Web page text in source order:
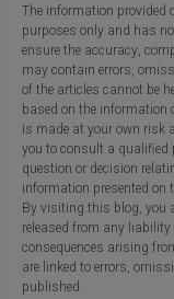
The information provided
purposes only and has
ensure the accuracy,
may contain errors,
of the articles cannot be
based on the
is made at your own risk
you to consult a qualified
question or decision
information presented
By visiting this blog, you
released from any
consequences arising
are linked to errors,
published.